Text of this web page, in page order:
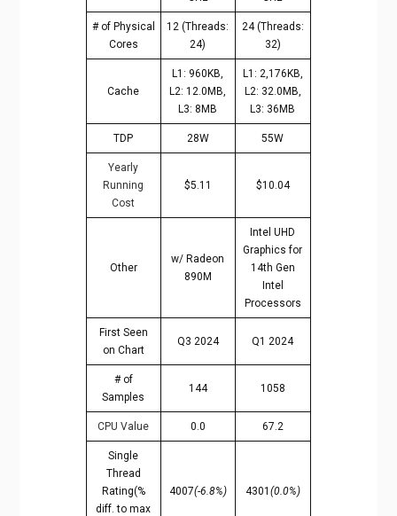
# of Physical
Cores
12 (Threads:
24)
24 (Threads:
32)
Cache
L1: 960KB,
L2: 12.0MB,
L3: 8MB
L1: 2,176KB,
L2: 32.0MB,
L3: 36MB
TDP 28W 55W
Yearly
Running
Cost
$5.11 $10.04
Other
w/ Radeon
890M
Intel UHD
Graphics for
14th Gen
Intel
Processors
First Seen
on Chart
Q3 2024 Q1 2024
# of
Samples
144 1058
CPU Value 0.0 67.2
Single
Thread
Rating(%
diff. to max
4007(-6.8%) 4301 (0.0%)